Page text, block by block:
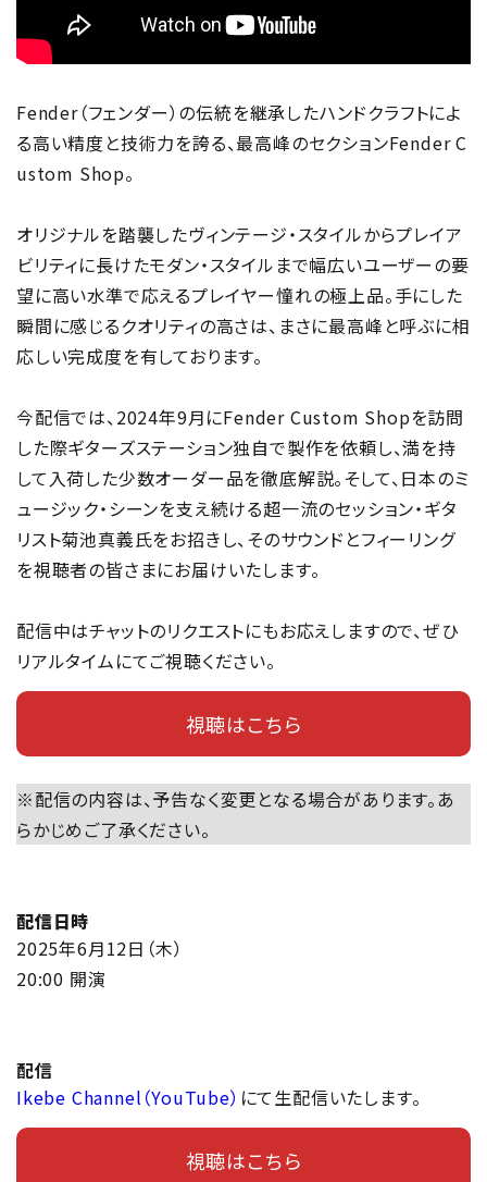
Fender（フェンダー）の伝統を継承したハンドクラフトによ
る高い精度と技術力を誇る、最高峰のセクションFender C
ustom Shop。
オリジナルを踏襲したヴィンテージ・スタイルからプレイア
ビリティに長けたモダン・スタイルまで幅広いユーザーの要
望に高い水準で応えるプレイヤー憧れの極上品。手にした
瞬間に感じるクオリティの高さは、まさに最高峰と呼ぶに相
応しい完成度を有しております。
今配信では、2024年9月にFender Custom Shopを訪問
した際ギターズステーション独自で製作を依頼し、満を持
して入荷した少数オーダー品を徹底解説。そして、日本のミ
ュージック・シーンを支え続ける超一流のセッション・ギタ
リスト菊池真義氏をお招きし、そのサウンドとフィーリング
を視聴者の皆さまにお届けいたします。
配信中はチャットのリクエストにもお応えしますので、ぜひ
リアルタイムにてご視聴ください。
視聴はこちら
※配信の内容は、予告なく変更となる場合があります。あ
らかじめご了承ください。
配信日時
2025年6月12日（木）
20:00 開演
配信
Ikebe Channel（YouTube） にて生配信いたします。
視聴はこちら